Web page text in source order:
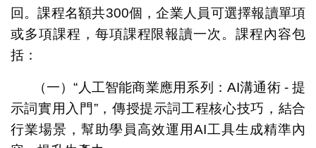
回。課程名額共300個，企業人員可選擇報讀單項
或多項課程，每項課程限報讀一次。課程內容包
括：
（一）“人工智能商業應用系列：AI溝通術 - 提
示詞實用入門”，傳授提示詞工程核心技巧，結合
行業場景，幫助學員高效運用AI工具生成精準內